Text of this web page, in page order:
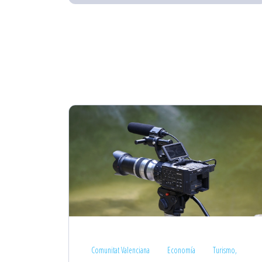
Comunitat Valenciana Economía Turismo,